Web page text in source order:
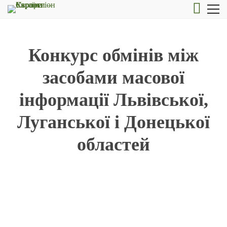
Конкурс обмінів між
засобами масової
інформації Львівської,
Луганської і Донецької
областей